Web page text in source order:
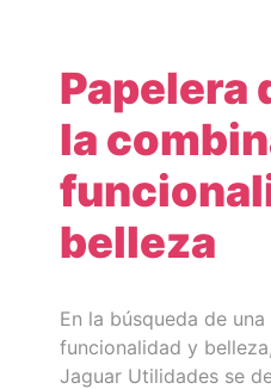
Papelera
la
belleza
En la búsqueda de
funcionalidad y
Jaguar Utilidades se